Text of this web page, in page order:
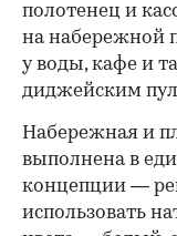
полотенец и
на набережной
у воды, кафе и
диджейским
Набережная и
выполнена в
концепции —
использовать